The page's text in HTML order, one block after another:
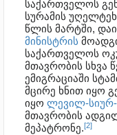
საქართველოს
სურამის
წლის მარტში,
მინისტრის
საქართველოს
მთავრობის სხვა
ემიგრაციაში
მცირე ხნით იყო
იყო ლევილ-
მთავრობის
მეპატრონე.[2]